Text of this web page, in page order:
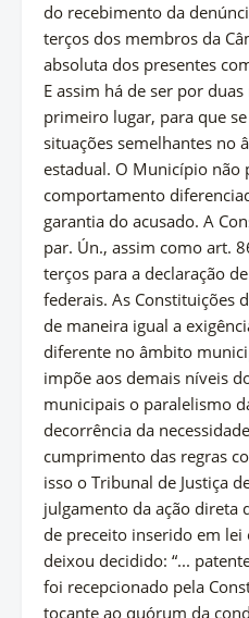
do recebimento da
terços dos membros da
absoluta dos presentes
E assim há de ser por
primeiro lugar, para que
situações semelhantes no
estadual. O Município não
comportamento
garantia do acusado. A
par. Ún., assim como art.
terços para a declaração
federais. As Constituições
de maneira igual a
diferente no âmbito
impõe aos demais níveis
municipais o paralelismo
decorrência da
cumprimento das regras
isso o Tribunal de Justiça
julgamento da ação direta
de preceito inserido em
deixou decidido: “...
foi recepcionado pela
tocante ao quórum da